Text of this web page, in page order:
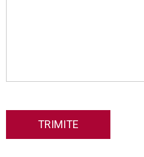
TRIMITE